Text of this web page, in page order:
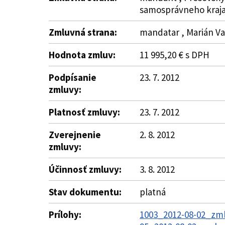
samosprávneho
Zmluvná strana:
mandatar , Marián
Hodnota zmluv:
11 995,20 € s DPH
Podpísanie
zmluvy:
23. 7. 2012
Platnosť zmluvy:
23. 7. 2012
Zverejnenie
zmluvy:
2. 8. 2012
Účinnosť zmluvy:
3. 8. 2012
Stav dokumentu:
platná
Prílohy:
1003_2012-08-